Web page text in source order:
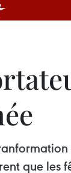
que les